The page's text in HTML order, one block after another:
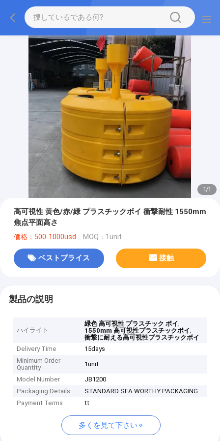
1/1
高可視性 黄色/赤/緑 プラスチックボイ 衝撃耐性 1550mm
焦点平面高さ
価格：500-1000usd MOQ：1unit
ベストプライス 接触
製品の説明
ハイライト
緑色 高可視性 プラスチック ボイ,
1550mm 高可視性プラスチックボイ,
衝撃に耐える高可視性プラスチックボイ
Delivery Time
15days
Minimum Order
Quantity
1unit
Model Number
JB1200
Packaging Details
STANDARD SEA WORTHY PACKAGING
Payment Terms
tt
多くを見て下さい